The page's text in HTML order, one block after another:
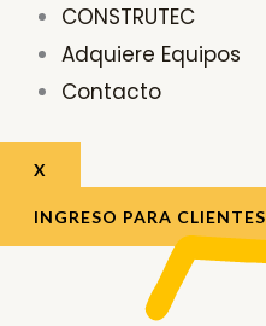
CONSTRUTEC
Adquiere Equipos
Contacto
X
INGRESO PARA CLIENTES